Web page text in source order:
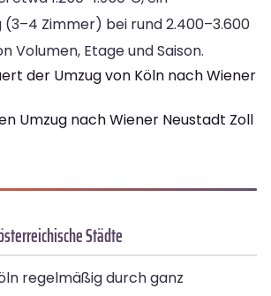
Zimmer) bei rund 2.400–3.600
Volumen, Etage und Saison.
der Umzug von Köln nach Wiener
Umzug nach Wiener Neustadt Zoll
Städte
regelmäßig durch ganz